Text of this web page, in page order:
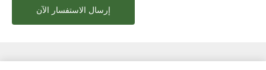
إرسال الاستفسار الآن